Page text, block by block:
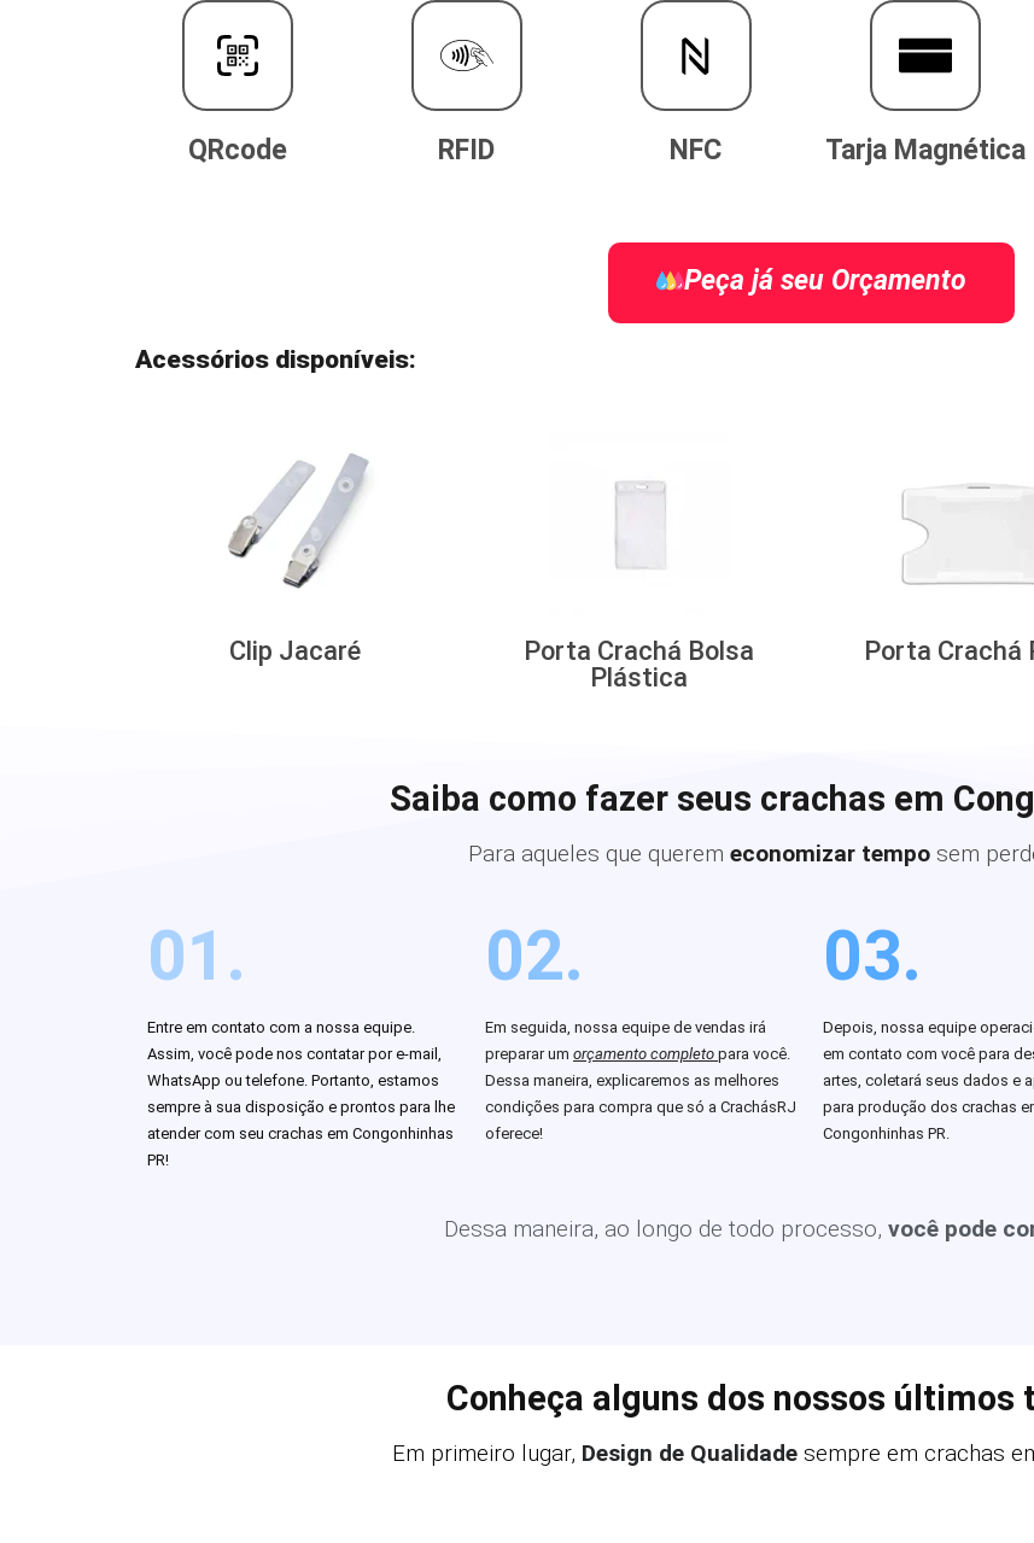
QRcode RFID NFC Tarja Magnética
Peça já seu Orçamento
Acessórios disponíveis:
Clip Jacaré
Porta Crachá Bolsa
Plástica
Porta Crachá
Saiba como fazer seus crachas em
Para aqueles que querem economizar tempo sem
01.
Entre em contato com a nossa equipe.
Assim, você pode nos contatar por e-mail,
WhatsApp ou telefone. Portanto, estamos
sempre à sua disposição e prontos para lhe
atender com seu crachas em Congonhinhas
PR!
02.
Em seguida, nossa equipe de vendas irá
preparar um orçamento completo para você.
Dessa maneira, explicaremos as melhores
condições para compra que só a CrachásRJ
oferece!
03.
Depois, nossa equipe
em contato com você para
artes, coletará seus dados e
para produção dos crachas
Congonhinhas PR.
Dessa maneira, ao longo de todo processo, você pode
Conheça alguns dos nossos últimos
Em primeiro lugar, Design de Qualidade sempre em crachas